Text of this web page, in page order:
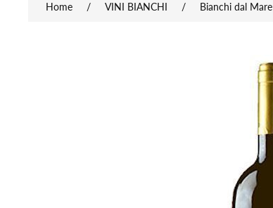
Home / VINI BIANCHI / Bianchi dal Mare